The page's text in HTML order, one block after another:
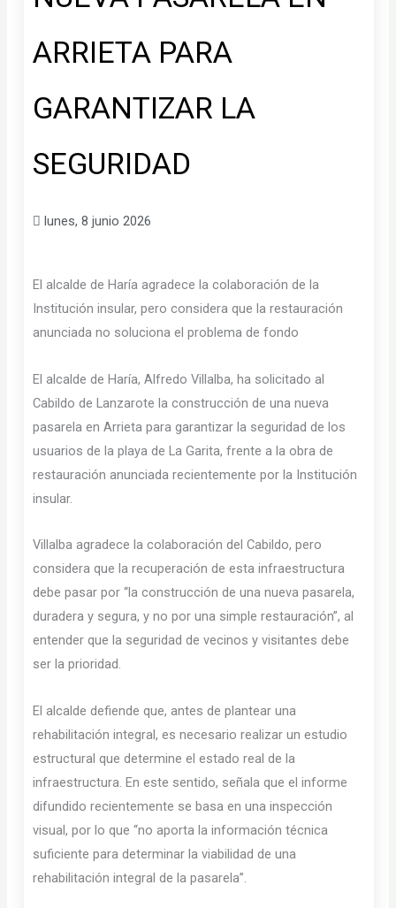
ARRIETA PARA
GARANTIZAR LA
SEGURIDAD
lunes, 8 junio 2026
El alcalde de Haría agradece la colaboración de la
Institución insular, pero considera que la restauración
anunciada no soluciona el problema de fondo
El alcalde de Haría, Alfredo Villalba, ha solicitado al
Cabildo de Lanzarote la construcción de una nueva
pasarela en Arrieta para garantizar la seguridad de los
usuarios de la playa de La Garita, frente a la obra de
restauración anunciada recientemente por la Institución
insular.
Villalba agradece la colaboración del Cabildo, pero
considera que la recuperación de esta infraestructura
debe pasar por “la construcción de una nueva pasarela,
duradera y segura, y no por una simple restauración”, al
entender que la seguridad de vecinos y visitantes debe
ser la prioridad.
El alcalde defiende que, antes de plantear una
rehabilitación integral, es necesario realizar un estudio
estructural que determine el estado real de la
infraestructura. En este sentido, señala que el informe
difundido recientemente se basa en una inspección
visual, por lo que “no aporta la información técnica
suficiente para determinar la viabilidad de una
rehabilitación integral de la pasarela”.